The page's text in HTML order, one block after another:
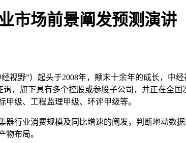
市场前景阐发预测演讲
野”）起头于2008年，颠末十余年的成长，中
询，旗下具有多个控股或参股子公司，并正在全
级、工程监理甲级、环评甲级等。
业消费规模及同比增速的阐发，判断地动数
物布局。